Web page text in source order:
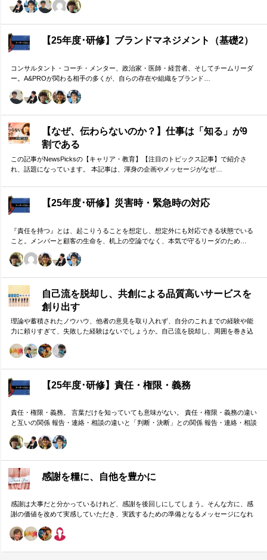
を、実例を交えて深く学びます。 単なる知識の習得にとどまらず、現場で直面する
【25年度･研修】ブランドマネジメント（基礎2）
コンサルタント・コーチ・メンター、政治家・医師・経営者、そしてチームリーダ
ー。A&PROが関わる相手の多くが、自らの存在や組織をブランド…
【なぜ、伝わらないのか？】仕事は「知る」が9
割である
この記事がNewsPicksの【キャリア・教育】【注目のトピックス記事】で紹介さ
れ、話題になっています。 本記事は、渾身の企画やメッセージがなぜ…
【25年度･研修】災害時・緊急時の対応
『責任を持つ』とは、起こりうることを想定し、想定外にも対応できる状態でいる
こと。メンバーと顧客の生命を、机上の空論でなく、本気で守るリーダのため…
自己流を脱却し、共創による品質高いサービスを
創り出す
理論や蓄積されたノウハウ、他者の意見を取り入れず、自分のこれまでの経験や能
力に頼りすぎて、失敗した経験はないでしょうか。自己流を脱却し、周囲を巻き込
【25年度･研修】責任・権限・義務
責任・権限・義務。 言葉だけを知っていても意味がない。 責任・権限・義務の違い
と互いの関係 報告・連絡・相談の違いと「判断・決断」との関係 報告・連絡・相談
分けることが重要。 理屈と機能を理解し、チームワークを大きく向上したいリーダ
感謝を糧に、自他を豊かに
感謝は大事だと分かっているけれど、感謝を後回しにしてしまう。そんな方に、感
謝の価値を改めて実感していただき、実践するための準備となるメッセージになれ